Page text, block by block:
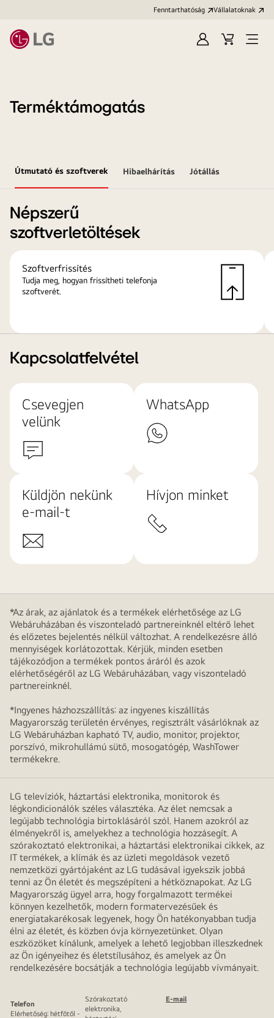
Fenntarthatóság Vállalatoknak
Bejelentkezés
KosárMenü
Terméktámogatás
Útmutató és szoftverek Hibaelhárítás Jótállás
Népszerű
szoftverletöltések
Szoftverfrissítés
Tudja meg, hogyan frissítheti telefonja
szoftverét.
Kapcsolatfelvétel
Csevegjen
velünk
WhatsApp
Küldjön nekünk
e-mail-t
Hívjon minket
*Az árak, az ajánlatok és a termékek elérhetősége az LG
Webáruházában és viszonteladó partnereinknél eltérő lehet
és előzetes bejelentés nélkül változhat. A rendelkezésre álló
mennyiségek korlátozottak. Kérjük, minden esetben
tájékozódjon a termékek pontos áráról és azok
elérhetőségéről az LG Webáruházában, vagy viszonteladó
partnereinknél.
*Ingyenes házhozszállítás: az ingyenes kiszállítás
Magyarország területén érvényes, regisztrált vásárlóknak az
LG Webáruházban kapható TV, audio, monitor, projektor,
porszívó, mikrohullámú sütő, mosogatógép, WashTower
termékekre.
LG televíziók, háztartási elektronika, monitorok és
légkondicionálók széles választéka. Az élet nemcsak a
legújabb technológia birtoklásáról szól. Hanem azokról az
élményekről is, amelyekhez a technológia hozzásegít. A
szórakoztató elektronikai, a háztartási elektronikai cikkek, az
IT termékek, a klímák és az üzleti megoldások vezető
nemzetközi gyártójaként az LG tudásával igyekszik jobbá
tenni az Ön életét és megszépíteni a hétköznapokat. Az LG
Magyarország ügyel arra, hogy forgalmazott termékei
könnyen kezelhetők, modern formatervezésűek és
energiatakarékosak legyenek, hogy Ön hatékonyabban tudja
élni az életét, és közben óvja környezetünket. Olyan
eszközöket kínálunk, amelyek a lehető legjobban illeszkednek
az Ön igényeihez és életstílusához, és amelyek az Ön
rendelkezésére bocsátják a technológia legújabb vívmányait.
Telefon
Elérhetőség: hétfőtől -
Szórakoztató
elektronika,
E-mail